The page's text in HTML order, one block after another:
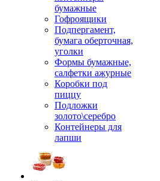
бумажные
Гофроящики
Подпергамент,
бумага оберточная,
уголки
Формы бумажные,
салфетки ажурные
Коробки под
пиццу
Подложки
золото\серебро
Контейнеры для
лапши